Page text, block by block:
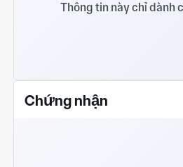
Thông tin này chỉ dành
Chứng nhận